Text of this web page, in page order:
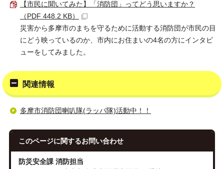
【市民に聞いてみた】「消防団」ってどう思いますか？
（PDF 448.2 KB）
災害から多摩市のまちを守るために活動する消防団が市民の目
にどう映っているのか、市内にお住まいの4名の方にインタビ
ューをしてみました。
関連情報
多摩市消防団喇叭隊(ラッパ隊)活動中！！
このページに関するお問い合わせ
防災安全課 消防担当